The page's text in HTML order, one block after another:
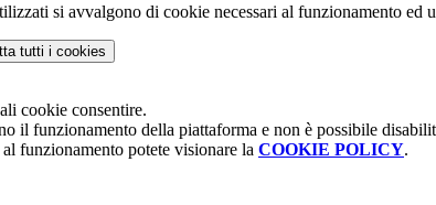
si avvalgono di cookie necessari al funzionamento ed
tutti i cookies
cookie consentire.
il funzionamento della piattaforma e non è possibile
funzionamento potete visionare la COOKIE POLICY.